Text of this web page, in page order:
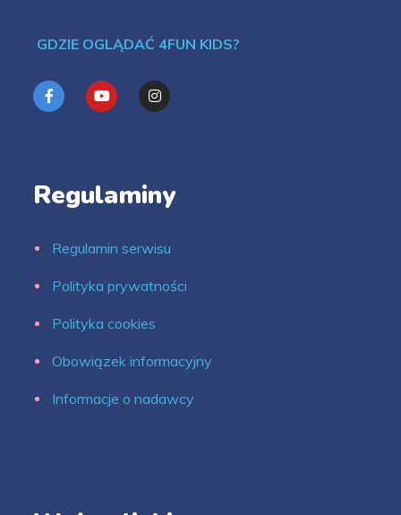
GDZIE OGLĄDAĆ 4FUN KIDS?
Regulaminy
Regulamin serwisu
Polityka prywatności
Polityka cookies
Obowiązek informacyjny
Informacje o nadawcy